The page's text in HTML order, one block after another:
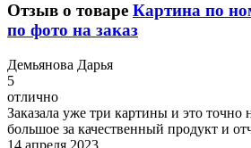
Отзыв о товаре Картина по
по фото на заказ
Демьянова Дарья
5
отлично
Заказала уже три картины и это точно
большое за качественный продукт и
14 апреля 2023